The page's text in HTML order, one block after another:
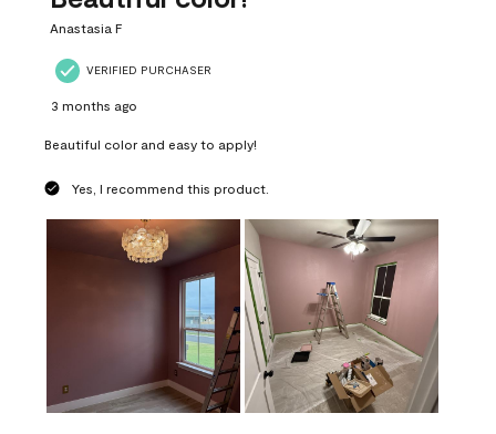
Anastasia F
VERIFIED PURCHASER
3 months ago
Beautiful color and easy to apply!
Yes, I recommend this product.